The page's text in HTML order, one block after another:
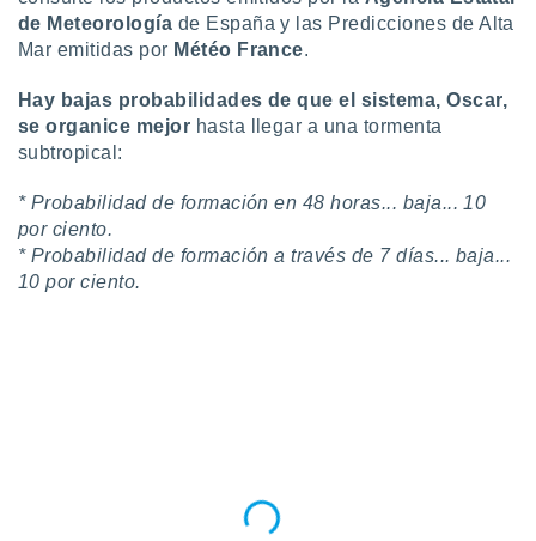
mediante
publicidad
publicidad
de
de Meteorología de España y las Predicciones de Alta
Mar emitidas por Météo France.
Hay bajas probabilidades de que el sistema, Oscar,
se organice mejor hasta llegar a una tormenta
subtropical:
* Probabilidad de formación en 48 horas... baja... 10
por ciento.
* Probabilidad de formación a través de 7 días... baja...
10 por ciento.